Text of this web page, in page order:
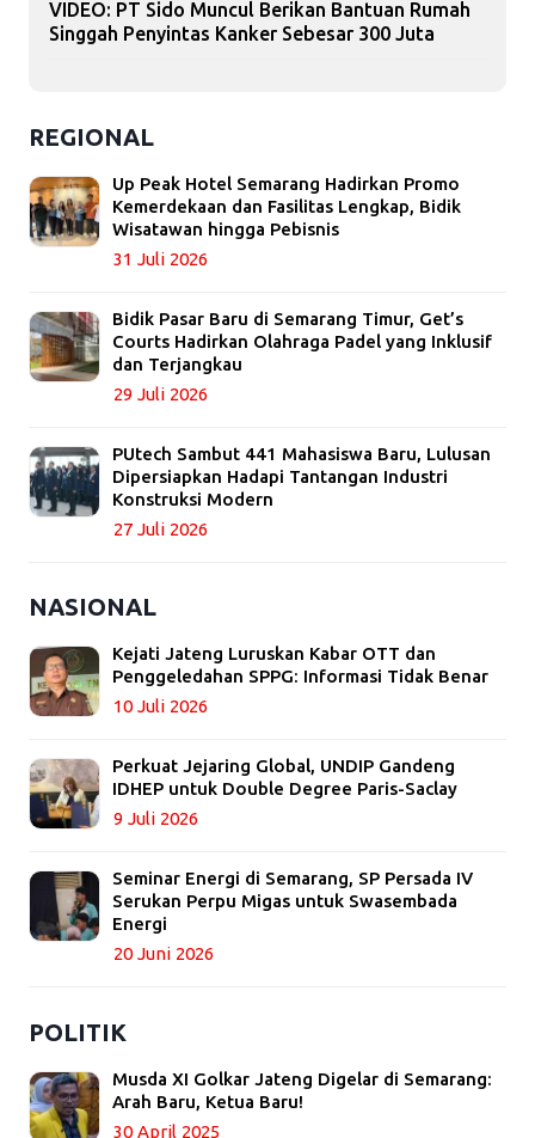
VIDEO: PT Sido Muncul Berikan Bantuan Rumah
Singgah Penyintas Kanker Sebesar 300 Juta
REGIONAL
Up Peak Hotel Semarang Hadirkan Promo
Kemerdekaan dan Fasilitas Lengkap, Bidik
Wisatawan hingga Pebisnis
31 Juli 2026
Bidik Pasar Baru di Semarang Timur, Get’s
Courts Hadirkan Olahraga Padel yang Inklusif
dan Terjangkau
29 Juli 2026
PUtech Sambut 441 Mahasiswa Baru, Lulusan
Dipersiapkan Hadapi Tantangan Industri
Konstruksi Modern
27 Juli 2026
NASIONAL
Kejati Jateng Luruskan Kabar OTT dan
Penggeledahan SPPG: Informasi Tidak Benar
10 Juli 2026
Perkuat Jejaring Global, UNDIP Gandeng
IDHEP untuk Double Degree Paris-Saclay
9 Juli 2026
Seminar Energi di Semarang, SP Persada IV
Serukan Perpu Migas untuk Swasembada
Energi
20 Juni 2026
POLITIK
Musda XI Golkar Jateng Digelar di Semarang:
Arah Baru, Ketua Baru!
30 April 2025